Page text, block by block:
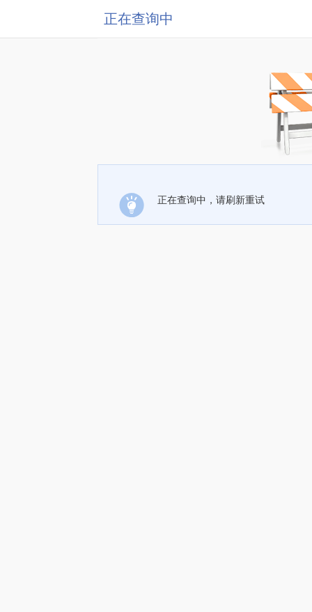
正在查询中
正在查询中，请刷新重试